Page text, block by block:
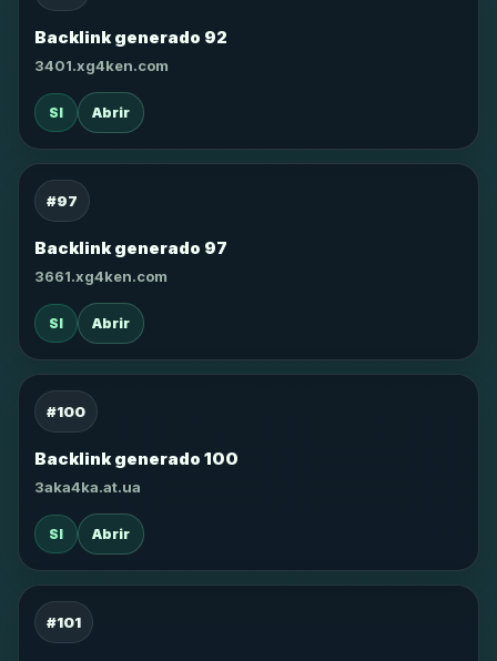
Backlink generado 92
3401.xg4ken.com
SI Abrir
#97
Backlink generado 97
3661.xg4ken.com
SI Abrir
#100
Backlink generado 100
3aka4ka.at.ua
SI Abrir
#101